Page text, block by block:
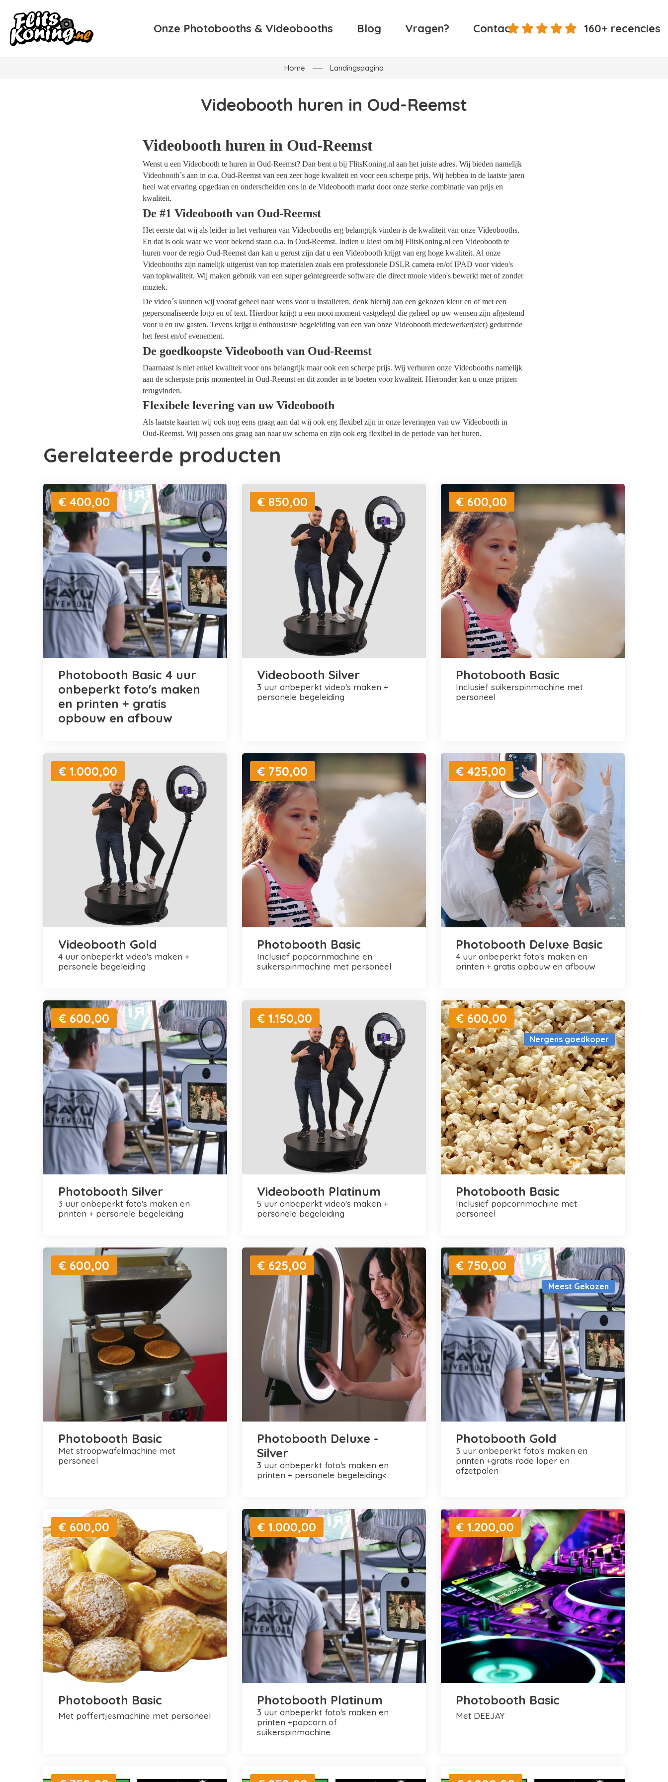
Onze Photobooths & Videobooths Blog Vragen? Contact 160+ recencies
Home Landingspagina
Videobooth huren in Oud-Reemst
Videobooth huren in Oud-Reemst
Wenst u een Videobooth te huren in Oud-Reemst? Dan bent u bij FlitsKoning.nl aan het juiste adres. Wij bieden namelijk
Videobooth´s aan in o.a. Oud-Reemst van een zeer hoge kwaliteit en voor een scherpe prijs. Wij hebben in de laatste jaren
heel wat ervaring opgedaan en onderscheiden ons in de Videobooth markt door onze sterke combinatie van prijs en
kwaliteit.
De #1 Videobooth van Oud-Reemst
Het eerste dat wij als leider in het verhuren van Videobooths erg belangrijk vinden is de kwaliteit van onze Videobooths,
En dat is ook waar we voor bekend staan o.a. in Oud-Reemst. Indien u kiest om bij FlitsKoning.nl een Videobooth te
huren voor de regio Oud-Reemst dan kan u gerust zijn dat u een Videobooth krijgt van erg hoge kwaliteit. Al onze
Videobooths zijn namelijk uitgerust van top materialen zoals een professionele DSLR camera en/of IPAD voor video's
van topkwaliteit. Wij maken gebruik van een super geïntegreerde software die direct mooie video's bewerkt met of zonder
muziek.
De video´s kunnen wij vooraf geheel naar wens voor u installeren, denk hierbij aan een gekozen kleur en of met een
gepersonaliseerde logo en of text. Hierdoor krijgt u een mooi moment vastgelegd die geheel op uw wensen zijn afgestemd
voor u en uw gasten. Tevens krijgt u enthousiaste begeleiding van een van onze Videobooth medewerker(ster) gedurende
het feest en/of evenement.
De goedkoopste Videobooth van Oud-Reemst
Daarnaast is niet enkel kwaliteit voor ons belangrijk maar ook een scherpe prijs. Wij verhuren onze Videobooths namelijk
aan de scherpste prijs momenteel in Oud-Reemst en dit zonder in te boeten voor kwaliteit. Hieronder kan u onze prijzen
terugvinden.
Flexibele levering van uw Videobooth
Als laatste kaarten wij ook nog eens graag aan dat wij ook erg flexibel zijn in onze leveringen van uw Videobooth in
Oud-Reemst. Wij passen ons graag aan naar uw schema en zijn ook erg flexibel in de periode van het huren.
Gerelateerde producten
€ 400,00
Photobooth Basic 4 uur
onbeperkt foto's maken
en printen + gratis
opbouw en afbouw
€ 850,00
Videobooth Silver
3 uur onbeperkt video's maken +
personele begeleiding
€ 600,00
Photobooth Basic
inclusief suikerspinmachine met
personeel
€ 1.000,00
Videobooth Gold
4 uur onbeperkt video's maken +
personele begeleiding
€ 750,00
Photobooth Basic
inclusief popcornmachine en
suikerspinmachine met personeel
€ 425,00
Photobooth Deluxe Basic
4 uur onbeperkt foto's maken en
printen + gratis opbouw en afbouw
€ 600,00
Photobooth Silver
3 uur onbeperkt foto's maken en
printen + personele begeleiding
€ 1.150,00
Videobooth Platinum
5 uur onbeperkt video's maken +
personele begeleiding
Nergens goedkoper
€ 600,00
Photobooth Basic
inclusief popcornmachine met
personeel
€ 600,00
Photobooth Basic
met stroopwafelmachine met
personeel
€ 625,00
Photobooth Deluxe -
Silver
3 uur onbeperkt foto's maken en
printen + personele begeleiding<
Meest Gekozen
€ 750,00
Photobooth Gold
3 uur onbeperkt foto's maken en
printen +gratis rode loper en
afzetpalen
€ 600,00
Photobooth Basic
met poffertjesmachine met personeel
€ 1.000,00
Photobooth Platinum
3 uur onbeperkt foto's maken en
printen +popcorn of
suikerspinmachine
€ 1.200,00
Photobooth Basic
met DEEJAY